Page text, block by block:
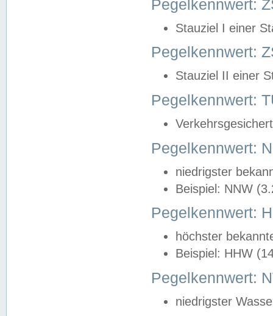
Pegelkennwert:
Stauziel I einer
Pegelkennwert:
Stauziel II einer
Pegelkennwert:
Pegelkennwert:
niedrigster
Beispiel: NNW
Pegelkennwert:
höchster
Beispiel: HHW
Pegelkennwert:
niedrigster